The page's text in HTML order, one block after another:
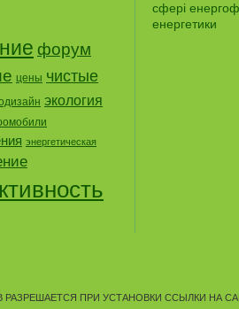
форум
цены чистые
экология
энергетическая
сфері
енергетики
ПРИ УСТАНОВКИ ССЫЛКИ НА САЙТ